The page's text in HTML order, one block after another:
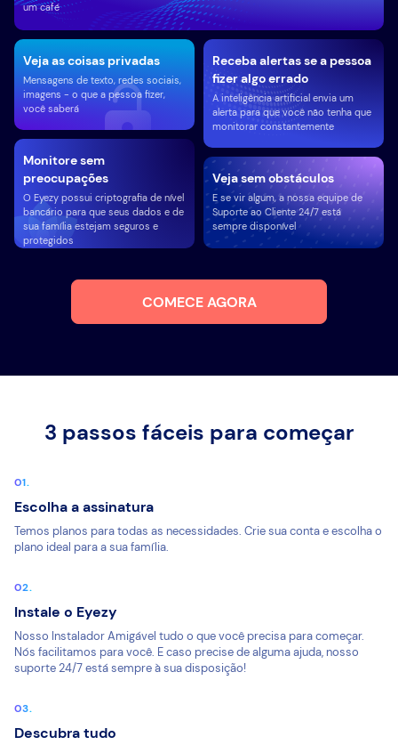
Monitore sem
preocupações
O Eyezy possui criptografia de nível
bancário para que seus dados e de
sua família estejam seguros e
protegidos
Veja as coisas privadas
Mensagens de texto, redes sociais,
imagens - o que a pessoa fizer,
você saberá
um café
Receba alertas se a pessoa
fizer algo errado
A inteligência artificial envia um
alerta para que você não tenha que
monitorar constantemente
Veja sem obstáculos
E se vir algum, a nossa equipe de
Suporte ao Cliente 24/7 está
sempre disponível
COMECE AGORA
3 passos fáceis para começar
Escolha a assinatura
Temos planos para todas as necessidades. Crie sua conta e escolha o
plano ideal para a sua família.
Instale o Eyezy
Nosso Instalador Amigável tudo o que você precisa para começar.
Nós facilitamos para você. E caso precise de alguma ajuda, nosso
suporte 24/7 está sempre à sua disposição!
Descubra tudo